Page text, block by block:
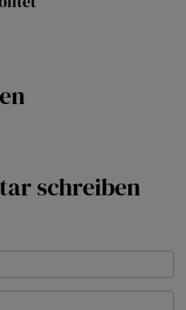
schreiben